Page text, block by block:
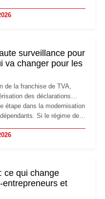
de marque… Le
surveillance pour
va changer pour les
de la franchise de TVA,
des déclarations…
étape dans la modernisation
Si le régime de
à un environnement
ce qui change
entrepreneurs et